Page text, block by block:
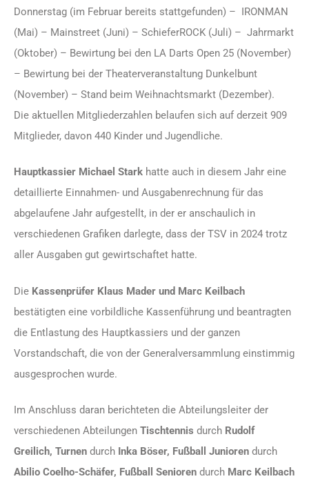
Donnerstag (im Februar bereits stattgefunden) – IRONMAN
(Mai) – Mainstreet (Juni) – SchieferROCK (Juli) – Jahrmarkt
(Oktober) – Bewirtung bei den LA Darts Open 25 (November)
– Bewirtung bei der Theaterveranstaltung Dunkelbunt
(November) – Stand beim Weihnachtsmarkt (Dezember).
Die aktuellen Mitgliederzahlen belaufen sich auf derzeit 909
Mitglieder, davon 440 Kinder und Jugendliche.
Hauptkassier Michael Stark hatte auch in diesem Jahr eine
detaillierte Einnahmen- und Ausgabenrechnung für das
abgelaufene Jahr aufgestellt, in der er anschaulich in
verschiedenen Grafiken darlegte, dass der TSV in 2024 trotz
aller Ausgaben gut gewirtschaftet hatte.
Die Kassenprüfer Klaus Mader und Marc Keilbach
bestätigten eine vorbildliche Kassenführung und beantragten
die Entlastung des Hauptkassiers und der ganzen
Vorstandschaft, die von der Generalversammlung einstimmig
ausgesprochen wurde.
Im Anschluss daran berichteten die Abteilungsleiter der
verschiedenen Abteilungen Tischtennis durch Rudolf
Greilich, Turnen durch Inka Böser, Fußball Junioren durch
Abilio Coelho-Schäfer, Fußball Senioren durch Marc Keilbach